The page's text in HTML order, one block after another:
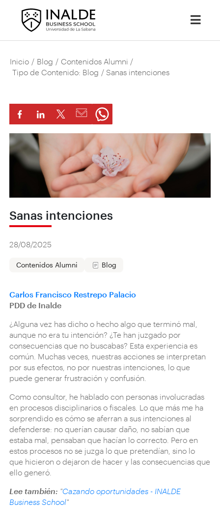
Inicio / Blog / Contenidos Alumni /
Tipo de Contenido: Blog / Sanas intenciones
Sanas intenciones
28/08/2025
Contenidos Alumni Blog
Carlos Francisco Restrepo Palacio
PDD de Inalde
¿Alguna vez has dicho o hecho algo que terminó mal,
aunque no era tu intención? ¿Te han juzgado por
consecuencias que no buscabas? Esta experiencia es
común. Muchas veces, nuestras acciones se interpretan
por sus efectos, no por nuestras intenciones, lo que
puede generar frustración y confusión.
Como consultor, he hablado con personas involucradas
en procesos disciplinarios o fiscales. Lo que más me ha
sorprendido es cómo se aferran a sus intenciones al
defenderse: no querían causar daño, no sabían que
estaba mal, pensaban que hacían lo correcto. Pero en
estos procesos no se juzga lo que pretendían, sino lo
que hicieron o dejaron de hacer y las consecuencias que
ello generó.
Lee también: "Cazando oportunidades - INALDE
Business School"